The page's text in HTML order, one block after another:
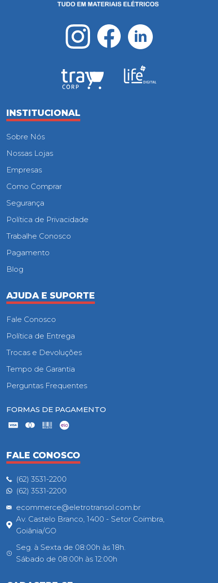
INSTITUCIONAL
Sobre Nós
Nossas Lojas
Empresas
Como Comprar
Segurança
Política de Privacidade
Trabalhe Conosco
Pagamento
Blog
AJUDA E SUPORTE
Fale Conosco
Política de Entrega
Trocas e Devoluções
Tempo de Garantia
Perguntas Frequentes
FORMAS DE PAGAMENTO
FALE CONOSCO
(62) 3531-2200
(62) 3531-2200
ecommerce@eletrotransol.com.br
Av. Castelo Branco, 1400 - Setor Coimbra,
Goiânia/GO
Seg. à Sexta de 08:00h às 18h.
Sábado de 08:00h às 12:00h